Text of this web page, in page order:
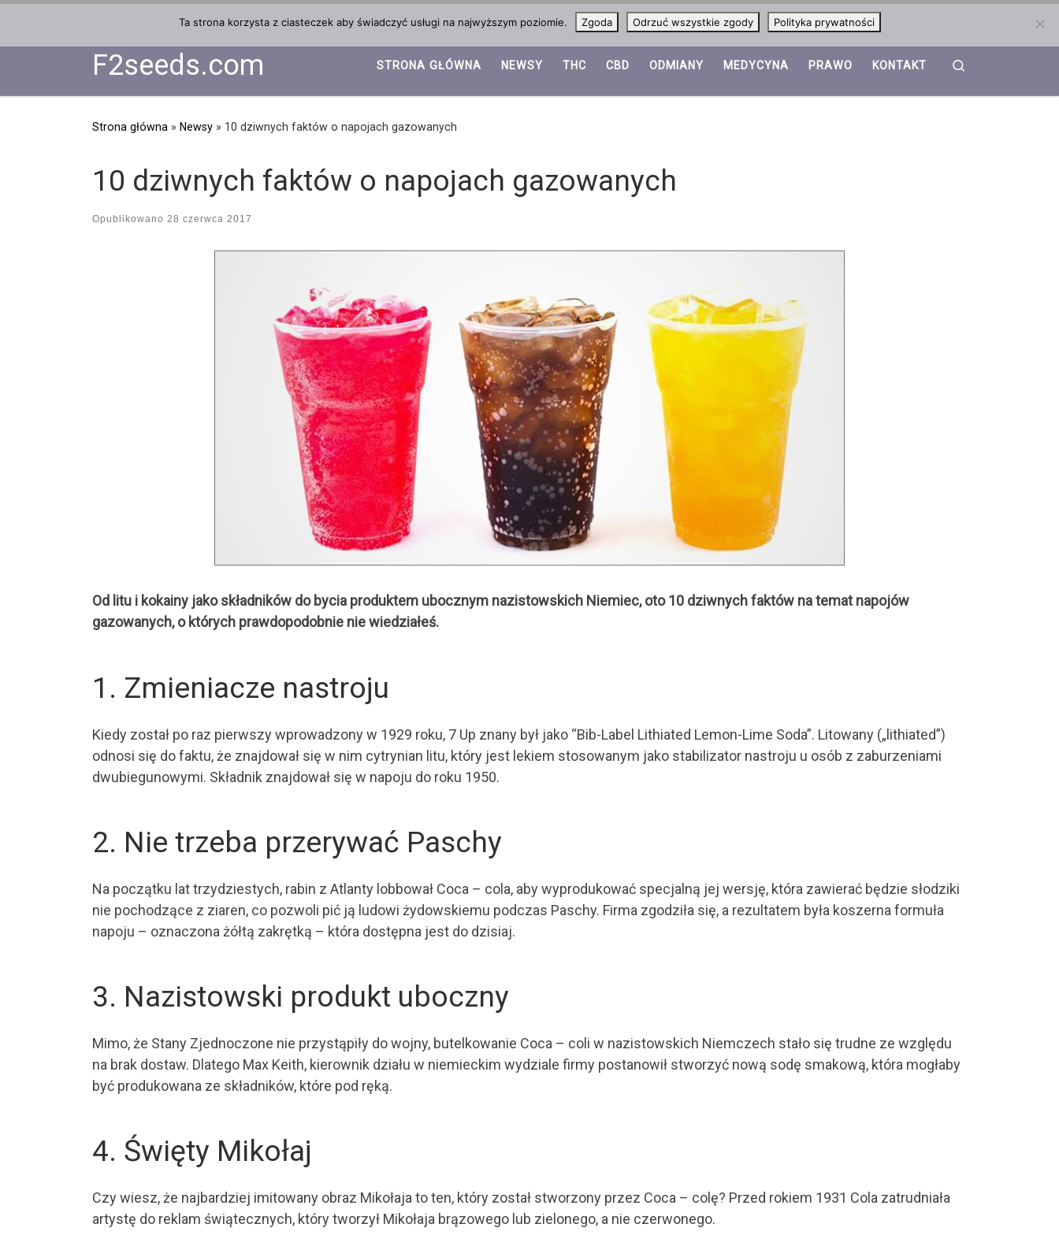
F2seeds.com STRONA GŁÓWNA NEWSY THC CBD ODMIANY MEDYCYNA PRAWO KONTAKT
Strona główna » Newsy » 10 dziwnych faktów o napojach gazowanych
10 dziwnych faktów o napojach gazowanych
Opublikowano 28 czerwca 2017
Od litu i kokainy jako składników do bycia produktem ubocznym nazistowskich Niemiec, oto 10 dziwnych faktów na temat napojów
gazowanych, o których prawdopodobnie nie wiedziałeś.
1. Zmieniacze nastroju
Kiedy został po raz pierwszy wprowadzony w 1929 roku, 7 Up znany był jako “Bib-Label Lithiated Lemon-Lime Soda”. Litowany („lithiated”)
odnosi się do faktu, że znajdował się w nim cytrynian litu, który jest lekiem stosowanym jako stabilizator nastroju u osób z zaburzeniami
dwubiegunowymi. Składnik znajdował się w napoju do roku 1950.
2. Nie trzeba przerywać Paschy
Na początku lat trzydziestych, rabin z Atlanty lobbował Coca – cola, aby wyprodukować specjalną jej wersję, która zawierać będzie słodziki
nie pochodzące z ziaren, co pozwoli pić ją ludowi żydowskiemu podczas Paschy. Firma zgodziła się, a rezultatem była koszerna formuła
napoju – oznaczona żółtą zakrętką – która dostępna jest do dzisiaj.
3. Nazistowski produkt uboczny
Mimo, że Stany Zjednoczone nie przystąpiły do wojny, butelkowanie Coca – coli w nazistowskich Niemczech stało się trudne ze względu
na brak dostaw. Dlatego Max Keith, kierownik działu w niemieckim wydziale firmy postanowił stworzyć nową sodę smakową, która mogłaby
być produkowana ze składników, które pod ręką.
4. Święty Mikołaj
Czy wiesz, że najbardziej imitowany obraz Mikołaja to ten, który został stworzony przez Coca – colę? Przed rokiem 1931 Cola zatrudniała
artystę do reklam świątecznych, który tworzył Mikołaja brązowego lub zielonego, a nie czerwonego.
Ta strona korzysta z ciasteczek aby świadczyć usługi na najwyższym poziomie. Zgoda Odrzuć wszystkie zgody Polityka prywatności